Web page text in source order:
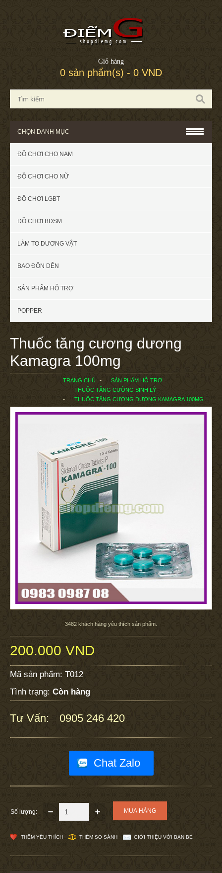
Giỏ hàng
0 sản phẩm(s) - 0 VND
CHỌN DANH MỤC
ĐỒ CHƠI CHO NAM
ĐỒ CHƠI CHO NỮ
ĐỒ CHƠI LGBT
ĐỒ CHƠI BDSM
LÀM TO DƯƠNG VẬT
BAO ĐÔN DÊN
SẢN PHẨM HỖ TRỢ
POPPER
Thuốc tăng cương dương
Kamagra 100mg
TRANG CHỦ
SẢN PHẨM HỖ TRỢ
THUỐC TĂNG CƯỜNG SINH LÝ
THUỐC TĂNG CƯƠNG DƯƠNG KAMAGRA 100MG
3482 khách hàng yêu thích sản phẩm.
200.000 VND
Mã sản phẩm: T012
Tình trạng: Còn hàng
Tư Vấn: 0905 246 420
Chat Zalo
Số lượng:
THÊM YÊU THÍCH THÊM SO SÁNH GIỚI THIỆU VỚI BẠN BÈ